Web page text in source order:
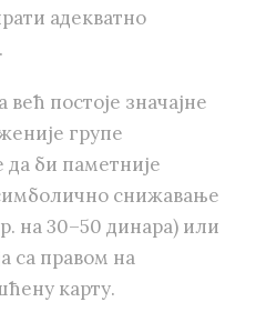
адекватно
постоје значајне
групе
да би паметније
снижавање
на 30–50 динара) или
са правом на
карту.